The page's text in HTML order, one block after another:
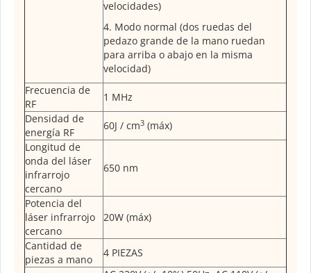
velocidades)
4. Modo normal (dos ruedas del
pedazo grande de la mano ruedan
para arriba o abajo en la misma
velocidad)
Frecuencia de
RF
1 MHz
Densidad de
energía RF
60J / cm3 (máx)
Longitud de
onda del láser
infrarrojo
cercano
650 nm
Potencia del
láser infrarrojo
cercano
20W (máx)
Cantidad de
piezas a mano
4 PIEZAS